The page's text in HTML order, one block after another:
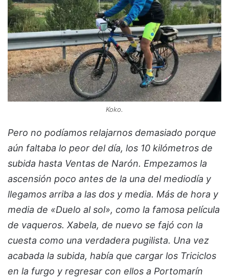
Koko.
Pero no podíamos relajarnos demasiado porque
aún faltaba lo peor del día, los 10 kilómetros de
subida hasta Ventas de Narón. Empezamos la
ascensión poco antes de la una del mediodía y
llegamos arriba a las dos y media. Más de hora y
media de «Duelo al sol», como la famosa película
de vaqueros. Xabela, de nuevo se fajó con la
cuesta como una verdadera pugilista. Una vez
acabada la subida, había que cargar los Triciclos
en la furgo y regresar con ellos a Portomarín